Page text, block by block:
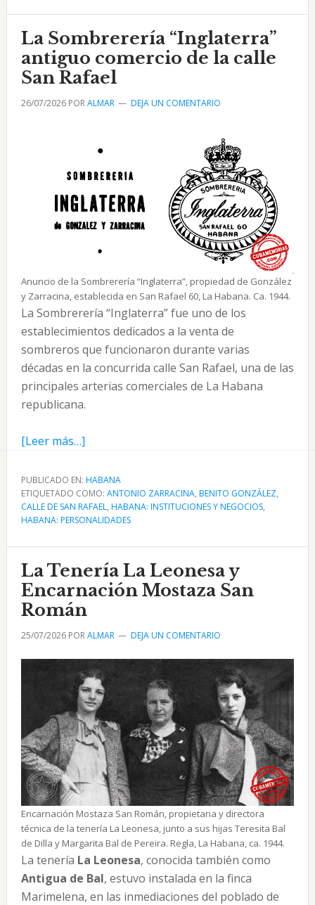
y
Hornedal:
tisiólogo
cubano
La Sombrerería “Inglaterra”
antiguo comercio de la calle
San Rafael
26/07/2026PORALMAR DEJA UN COMENTARIO
Anuncio de la Sombrerería “Inglaterra”, propiedad de González
y Zarracina, establecida en San Rafael 60, La Habana. Ca. 1944.
La Sombrerería “Inglaterra” fue uno de los
establecimientos dedicados a la venta de
sombreros que funcionaron durante varias
décadas en la concurrida calle San Rafael, una de las
principales arterias comerciales de La Habana
republicana.
[Leer más…]acerca
La
Sombrerería
“Inglaterra”
comercio
de
la
calle
Rafael
PUBLICADO EN: HABANA
ETIQUETADO COMO: ANTONIO ZARRACINA, BENITO GONZÁLEZ,
CALLE DE SAN RAFAEL, HABANA: INSTITUCIONES Y NEGOCIOS,
HABANA: PERSONALIDADES
La Tenería La Leonesa y
Encarnación Mostaza San
Román
25/07/2026PORALMAR DEJA UN COMENTARIO
Encarnación Mostaza San Román, propietaria y directora
técnica de la tenería La Leonesa, junto a sus hijas Teresita Bal
de Dilla y Margarita Bal de Pereira. Regla, La Habana, ca. 1944.
La tenería La Leonesa, conocida también como
Antigua de Bal, estuvo instalada en la finca
Marimelena, en las inmediaciones del poblado de